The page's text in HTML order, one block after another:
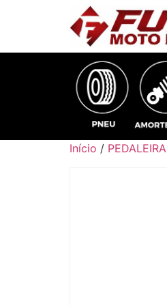
Início / PEDALEIRA